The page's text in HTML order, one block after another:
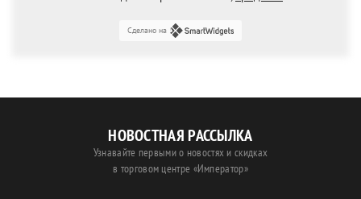
Сделано на
НОВОСТНАЯ РАССЫЛКА
Узнавайте первыми о новостях и скидках
в торговом центре «Император»